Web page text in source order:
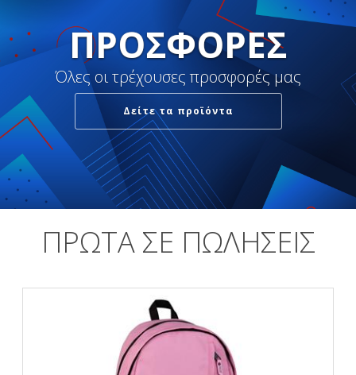
ΠΡΟΣΦΟΡΈΣ
Όλες οι τρέχουσες προσφορές μας
Δείτε τα προϊόντα
ΠΡΩΤΑ ΣΕ ΠΩΛΗΣΕΙΣ